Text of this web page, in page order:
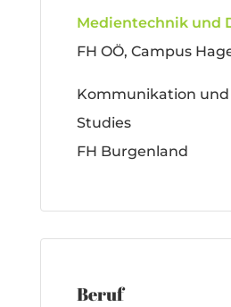
Medientechnik und
FH OÖ, Campus
Kommunikation und
Studies
FH Burgenland
Beruf